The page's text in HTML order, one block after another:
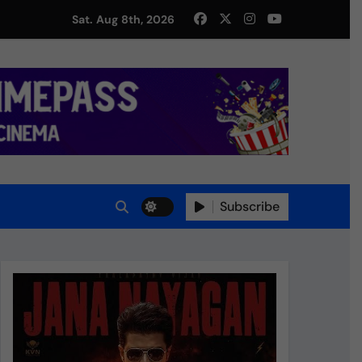
Sat. Aug 8th, 2026
Subscribe